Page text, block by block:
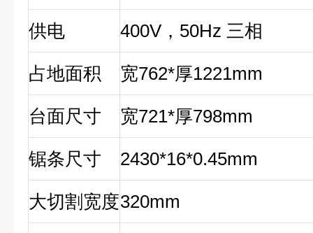
供电 400V ，50Hz 三相
占地面积 宽762*厚1221mm
台面尺寸 宽721*厚798mm
锯条尺寸 2430*16*0.45mm
大切割宽度320mm